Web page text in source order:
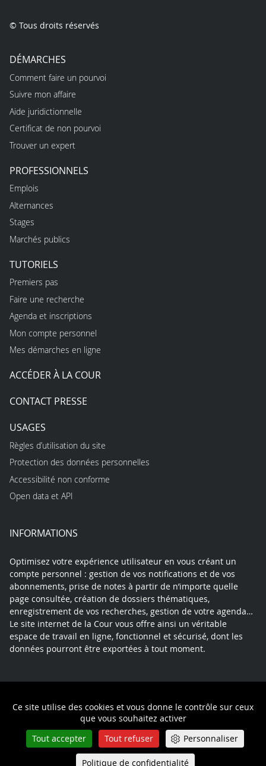
Ce site utilise des cookies et vous donne le contrôle sur ceux
que vous souhaitez activer
Tout accepter
Tout refuser Personnaliser
Politique de confidentialité
© Tous droits réservés
DÉMARCHES
Comment faire un pourvoi
Suivre mon affaire
Aide juridictionnelle
Certificat de non pourvoi
Trouver un expert
PROFESSIONNELS
Emplois
Alternances
Stages
Marchés publics
TUTORIELS
Premiers pas
Faire une recherche
Agenda et inscriptions
Mon compte personnel
Mes démarches en ligne
ACCÉDER À LA COUR
CONTACT PRESSE
USAGES
Règles d’utilisation du site
Protection des données personnelles
Accessibilité non conforme
Open data et API
INFORMATIONS
Optimisez votre expérience utilisateur en vous créant un
compte personnel : gestion de vos notifications et de vos
abonnements, prise de notes à partir de n’importe quelle
page consultée, création de dossiers thématiques,
enregistrement de vos recherches, gestion de votre agenda…
Le site internet de la Cour vous offre ainsi un véritable
espace de travail en ligne, fonctionnel et sécurisé, dont les
données pourront être exportées à tout moment.
Politique de confidentialité
Queue-Fair